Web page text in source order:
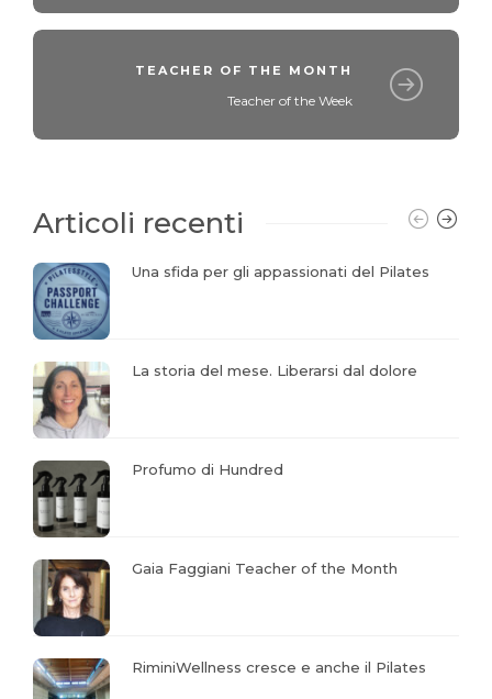
TEACHER OF THE MONTH
Teacher of the Week
Articoli recenti
Una sfida per gli appassionati del Pilates
La storia del mese. Liberarsi dal dolore
Profumo di Hundred
Gaia Faggiani Teacher of the Month
RiminiWellness cresce e anche il Pilates